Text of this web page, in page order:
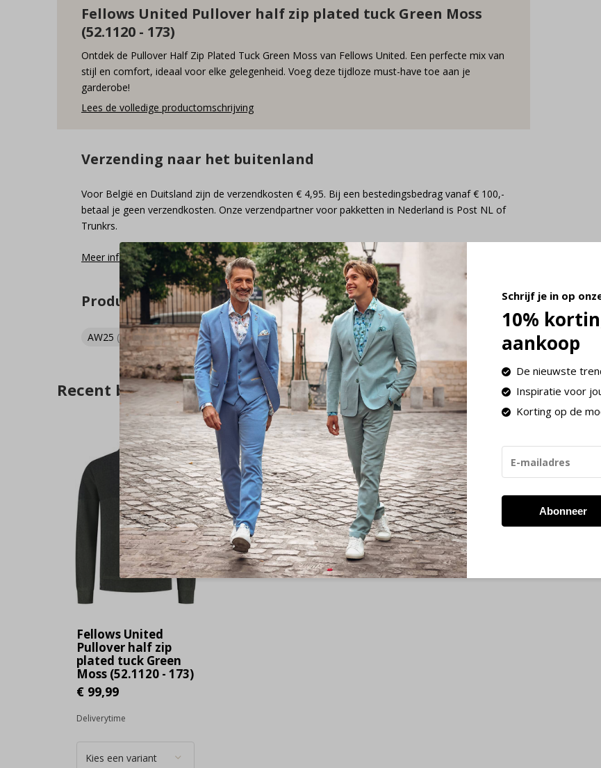
Fellows United Pullover half zip plated tuck Green Moss
(52.1120 - 173)
Ontdek de Pullover Half Zip Plated Tuck Green Moss van Fellows United. Een perfecte mix van
stijl en comfort, ideaal voor elke gelegenheid. Voeg deze tijdloze must-have toe aan je
garderobe!
Lees de volledige productomschrijving
Verzending naar het buitenland
Voor België en Duitsland zijn de verzendkosten € 4,95. Bij een bestedingsbedrag vanaf € 100,-
betaal je geen verzendkosten. Onze verzendpartner voor pakketten in Nederland is Post NL of
Trunkrs.
Meer informatie
Product tags
AW25 (602) Fellows United(179) Truien(974)
Recent bekeken
Fellows United
Pullover half zip
plated tuck Green
Moss (52.1120 - 173)
€ 99,99
Deliverytime
Schrijf je in op
10%
aankoop
De nieuwste
Inspiratie voor
Korting op de
Abonneer